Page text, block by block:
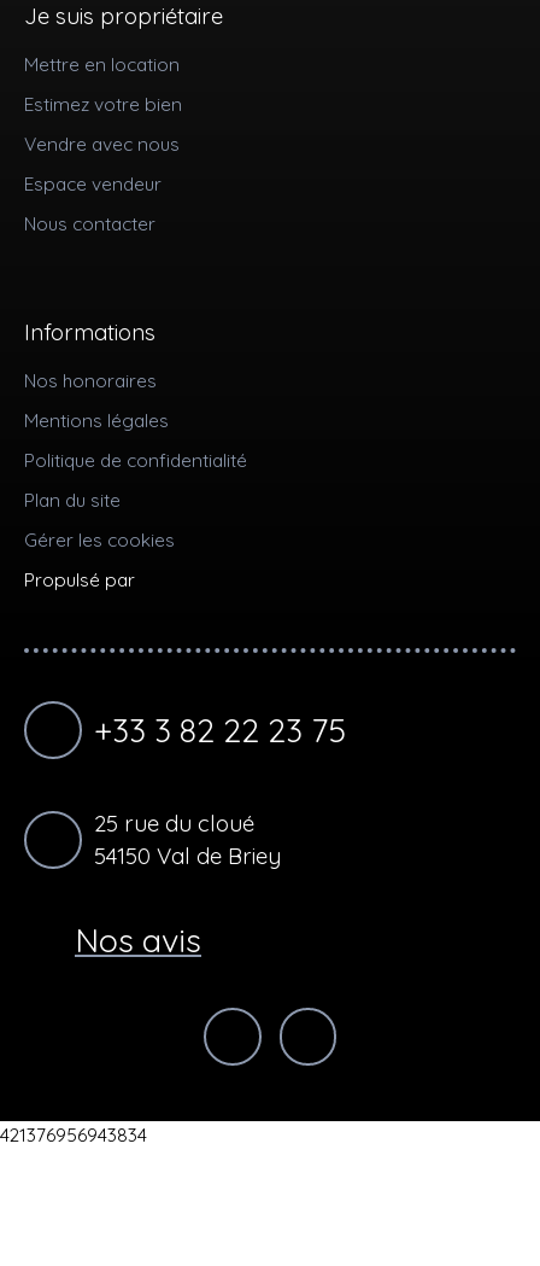
Je suis propriétaire
Mettre en location
Estimez votre bien
Vendre avec nous
Espace vendeur
Nous contacter
Informations
Nos honoraires
Mentions légales
Politique de confidentialité
Plan du site
Gérer les cookies
Propulsé par
+33 3 82 22 23 75
25 rue du cloué
54150 Val de Briey
Nos avis
421376956943834